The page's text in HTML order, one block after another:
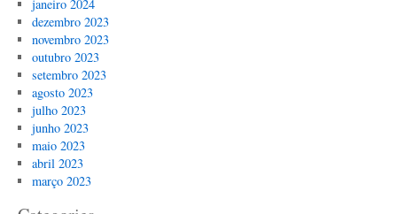
janeiro 2024
dezembro 2023
novembro 2023
outubro 2023
setembro 2023
agosto 2023
julho 2023
junho 2023
maio 2023
abril 2023
março 2023